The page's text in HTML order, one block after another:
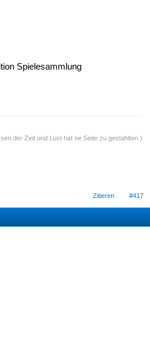
Spielesammlung
der Zeit und Lust hat ne Seite zu gestahlten )
Zitieren #417